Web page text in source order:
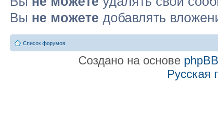
Вы не можете добавлять
Список форумов
Создано на основе phpBB
Русская